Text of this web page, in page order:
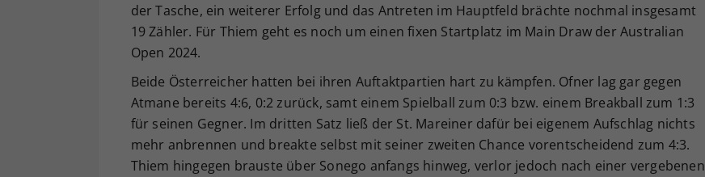
der Tasche, ein weiterer Erfolg und das Antreten im Hauptfeld brächte nochmal insgesamt
19 Zähler. Für Thiem geht es noch um einen fixen Startplatz im Main Draw der Australian
Open 2024.
Beide Österreicher hatten bei ihren Auftaktpartien hart zu kämpfen. Ofner lag gar gegen
Atmane bereits 4:6, 0:2 zurück, samt einem Spielball zum 0:3 bzw. einem Breakball zum 1:3
für seinen Gegner. Im dritten Satz ließ der St. Mareiner dafür bei eigenem Aufschlag nichts
mehr anbrennen und breakte selbst mit seiner zweiten Chance vorentscheidend zum 4:3.
Thiem hingegen brauste über Sonego anfangs hinweg, verlor jedoch nach einer vergebenen